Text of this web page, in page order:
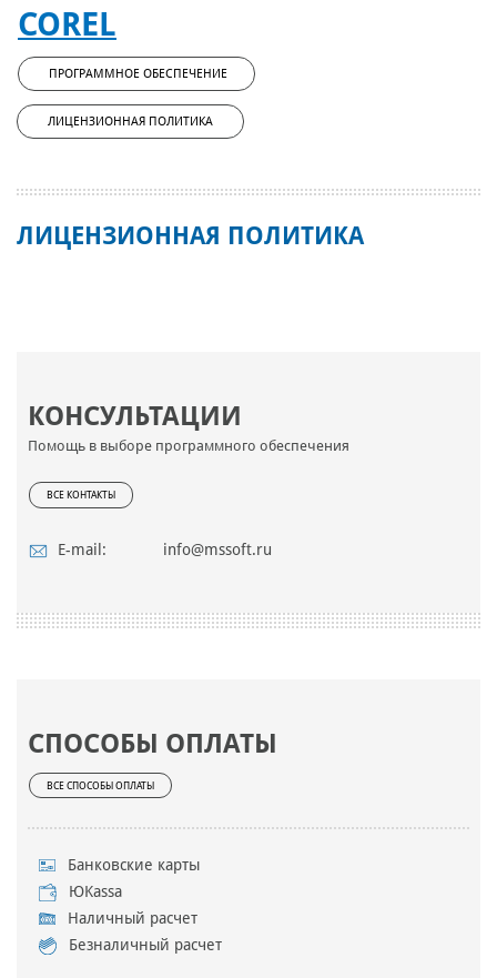
КОНСУЛЬТАЦИИ
Помощь в выборе программного обеспечения
ВСЕ КОНТАКТЫ
E-mail: info@mssoft.ru
СПОСОБЫ ОПЛАТЫ
ВСЕ СПОСОБЫ ОПЛАТЫ
Банковские карты
ЮKassa
Наличный расчет
Безналичный расчет
COREL
ПРОГРАММНОЕ ОБЕСПЕЧЕНИЕ
ЛИЦЕНЗИОННАЯ ПОЛИТИКА
ЛИЦЕНЗИОННАЯ ПОЛИТИКА